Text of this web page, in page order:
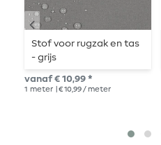
Stof voor rugzak en tas
- grijs
vanaf € 10,99 *
1 meter | € 10,99 / meter